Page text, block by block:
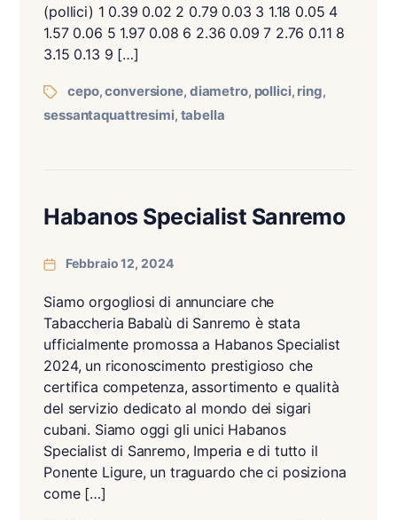
(pollici) 1 0.39 0.02 2 0.79 0.03 3 1.18 0.05 4
1.57 0.06 5 1.97 0.08 6 2.36 0.09 7 2.76 0.11 8
3.15 0.13 9 […]
cepo,conversione, diametro, pollici, ring,
sessantaquattresimi, tabella
Habanos Specialist Sanremo
Febbraio 12, 2024
Siamo orgogliosi di annunciare che
Tabaccheria Babalù di Sanremo è stata
ufficialmente promossa a Habanos Specialist
2024, un riconoscimento prestigioso che
certifica competenza, assortimento e qualità
del servizio dedicato al mondo dei sigari
cubani. Siamo oggi gli unici Habanos
Specialist di Sanremo, Imperia e di tutto il
Ponente Ligure, un traguardo che ci posiziona
come […]